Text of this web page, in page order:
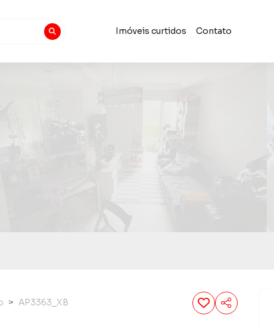
Imóveis curtidos Contato
AP3363_XB